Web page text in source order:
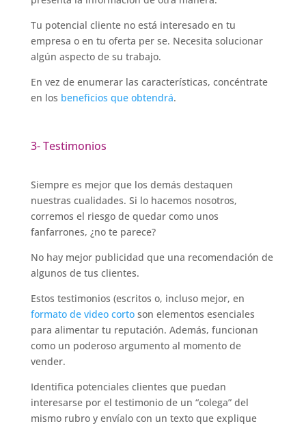
Tu potencial cliente no está interesado en tu
empresa o en tu oferta per se. Necesita solucionar
algún aspecto de su trabajo.
En vez de enumerar las características, concéntrate
en los beneficios que obtendrá.
3- Testimonios
Siempre es mejor que los demás destaquen
nuestras cualidades. Si lo hacemos nosotros,
corremos el riesgo de quedar como unos
fanfarrones, ¿no te parece?
No hay mejor publicidad que una recomendación de
algunos de tus clientes.
Estos testimonios (escritos o, incluso mejor, en
formato de video cortoson elementos esenciales
para alimentar tu reputación. Además, funcionan
como un poderoso argumento al momento de
vender.
Identifica potenciales clientes que puedan
interesarse por el testimonio de un “colega” del
mismo rubro y envíalo con un texto que explique